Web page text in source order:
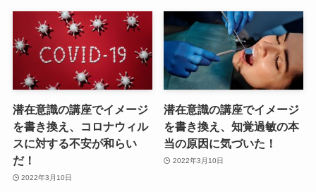
潜在意識の講座でイメージ
を書き換え、コロナウィル
スに対する不安が和らい
だ！
2022年3月10日
潜在意識の講座でイメージ
を書き換え、知覚過敏の本
当の原因に気づいた！
2022年3月10日